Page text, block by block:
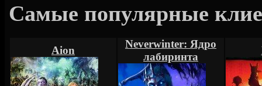
Самые популярные
Aion
Neverwinter: Ядро
лабиринта